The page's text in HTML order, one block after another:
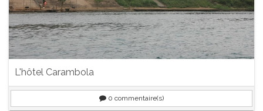
L'hôtel Carambola
0 commentaire(s)